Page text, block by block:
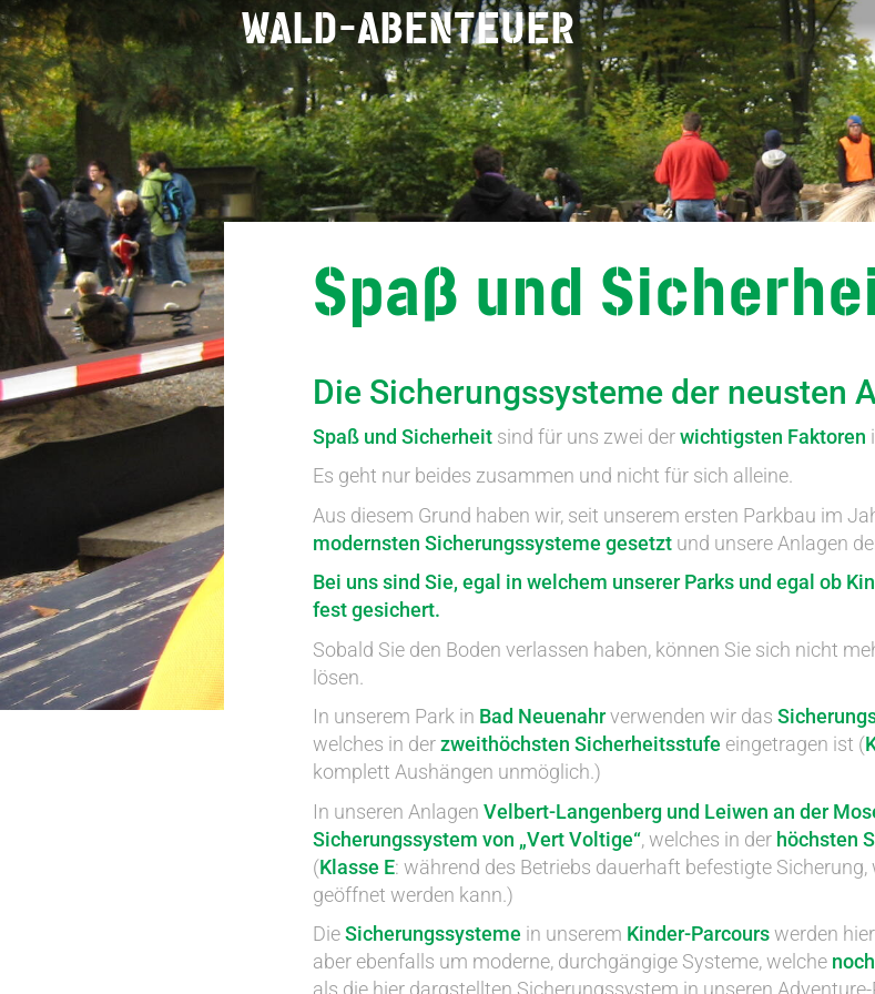
WALD-ABENTEUER
Spaß und
Die Sicherungssysteme der neusten
Spaß und Sicherheit sind für uns zwei derwichtigsten Faktoren
Es geht nur beides zusammen und nicht für sich alleine.
Aus diesem Grund haben wir, seit unserem ersten Parkbau im
modernsten Sicherungssysteme gesetzt und unsere Anlagen
Bei uns sind Sie, egal in welchem unserer Parks und egal ob
fest gesichert.
Sobald Sie den Boden verlassen haben, können Sie sich nicht
lösen.
In unserem Park in Bad Neuenahrverwenden wir das
welches in derzweithöchsten Sicherheitsstufe eingetragen ist (
komplett Aushängen unmöglich.)
In unseren Anlagen Velbert-Langenberg und Leiwen an der
Sicherungssystem von „Vert Voltige“, welches in der höchsten
(Klasse E: während des Betriebs dauerhaft befestigte
geöffnet werden kann.)
DieSicherungssysteme in unserem Kinder-Parcourswerden
aber ebenfalls um moderne, durchgängige Systeme, welche
als die hier dargstellten Sicherungssystem in unseren Adventure-